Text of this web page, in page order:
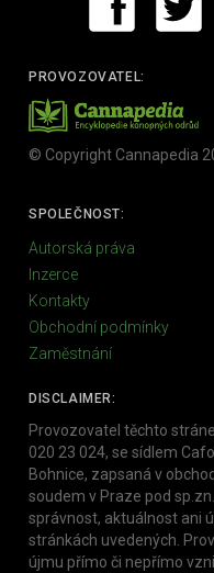
PROVOZOVATEL:
© Copyright Cannapedia
SPOLEČNOST:
Autorská práva
Inzerce
Kontakty
Obchodní podmínky
Zaměstnání
DISCLAIMER:
Provozovatel těchto
020 23 024, se sídlem
Bohnice, zapsaná v
soudem v Praze pod
správnost, aktuálnost ani
stránkách uvedených.
újmu přímo či nepřímo